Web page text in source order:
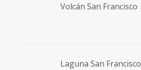
Volcán San Francisco
Laguna San Francisco